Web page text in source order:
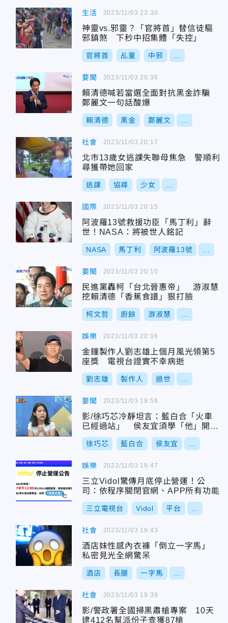
生活
神靈vs.邪靈？「官將首」替信徒驅
邪鎮煞 下秒中招集體「失控」
官將首 乩童 中邪
2023/11/03 23:30
要聞
賴清德喊若當選全面對抗黑金詐騙
鄭麗文一句話酸爆
賴清德 黑金 鄭麗文
2023/11/03 20:38
社會
北市13歲女逃課失聯母焦急 警順利
尋獲帶她回家
逃課 協尋 少女
2023/11/03 20:17
國際
阿波羅13號救援功臣「馬丁利」辭
世！NASA：將被世人銘記
NASA 馬丁利 阿波羅13號
2023/11/03 20:15
要聞
民進黨轟柯「台北晉惠帝」 游淑慧
挖賴清德「香蕉食譜」狠打臉
柯文哲 廚餘 游淑慧
2023/11/03 20:10
娛樂
金鐘製作人劉志雄上個月風光領第5
座獎 電視台證實不幸病逝
劉志雄 製作人 過世
2023/11/03 20:06
要聞
影/徐巧芯冷靜坦言：藍白合「火車
已經過站」 侯友宜須學「他」開戰
賴蕭配
徐巧芯 藍白合 侯友宜
2023/11/03 19:58
娛樂
三立Vidol驚傳月底停止營運！公
司：依程序關閉官網、APP所有功能
三立電視台 Vidol 平台
2023/11/03 19:47
社會
酒店妹性感內衣褲「倒立一字馬」
私密見光全網驚呆
酒店 長腿 一字馬
2023/11/03 19:43
社會
影/警政署全國掃黑肅槍專案 10天
逮412名幫派份子查獲87槍
2023/11/03 19:39